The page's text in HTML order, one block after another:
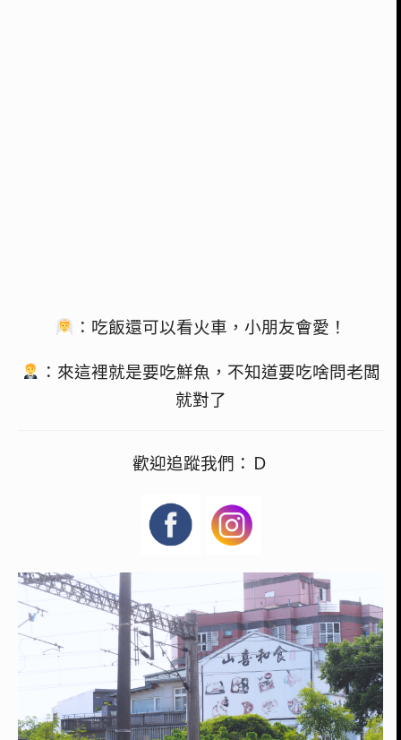
：吃飯還可以看火車，小朋友會愛！
：來這裡就是要吃鮮魚，不知道要吃啥問老闆
就對了
歡迎追蹤我們：Ｄ